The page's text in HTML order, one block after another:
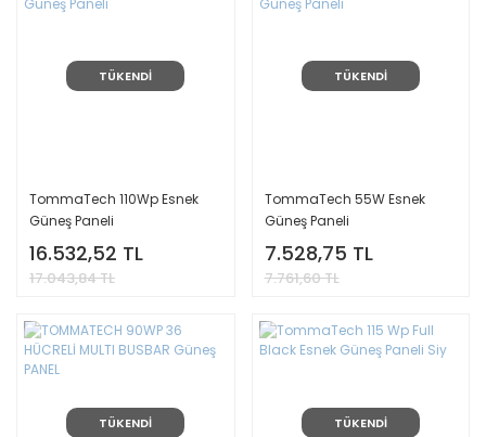
TÜKENDİ
TommaTech 110Wp Esnek
Güneş Paneli
16.532,52 TL
17.043,84 TL
TÜKENDİ
TommaTech 55W Esnek
Güneş Paneli
7.528,75 TL
7.761,60 TL
TÜKENDİ TÜKENDİ